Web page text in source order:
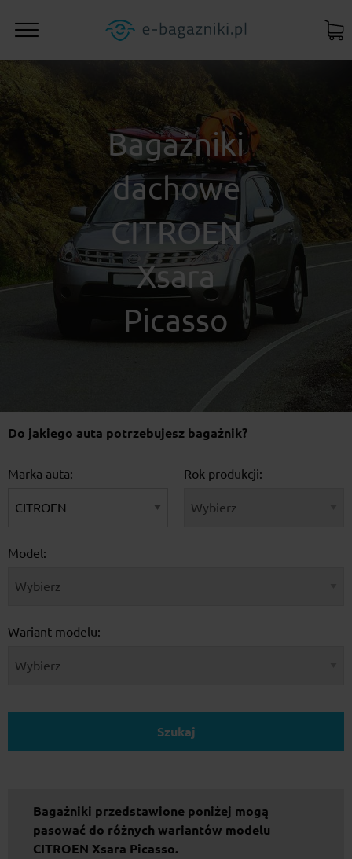
Bagażniki
dachowe
CITROEN
Xsara
Picasso
Do jakiego auta potrzebujesz bagażnik?
Marka auta: Rok produkcji:
Model:
Wariant modelu:
Szukaj
Bagażniki przedstawione poniżej mogą
pasować do różnych wariantów modelu
CITROEN Xsara Picasso.